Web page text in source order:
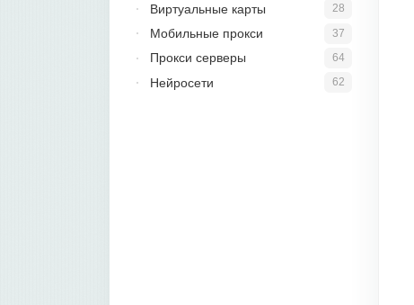
28
Виртуальные карты
37
Мобильные прокси
64
Прокси серверы
62
Нейросети